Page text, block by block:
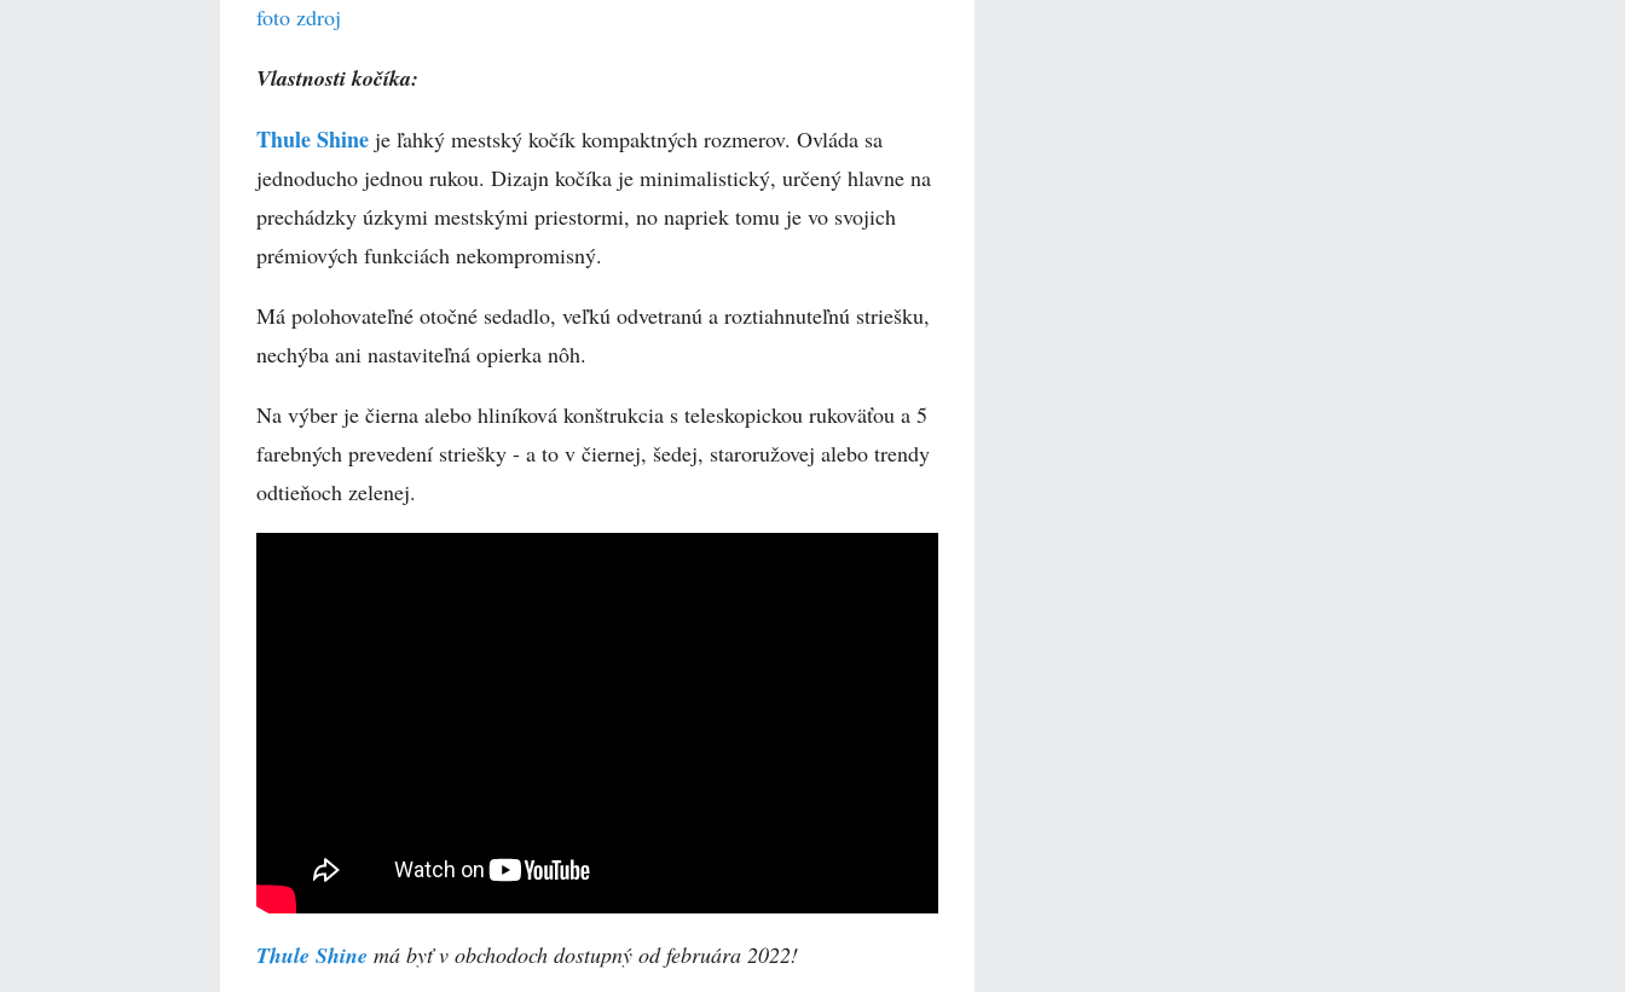
foto zdroj
Vlastnosti kočíka:
Thule Shine je ľahký mestský kočík kompaktných rozmerov. Ovláda sa
jednoducho jednou rukou. Dizajn kočíka je minimalistický, určený hlavne na
prechádzky úzkymi mestskými priestormi, no napriek tomu je vo svojich
prémiových funkciách nekompromisný.
Má polohovateľné otočné sedadlo, veľkú odvetranú a roztiahnuteľnú striešku,
nechýba ani nastaviteľná opierka nôh.
Na výber je čierna alebo hliníková konštrukcia s teleskopickou rukoväťou a 5
farebných prevedení striešky - a to v čiernej, šedej, staroružovej alebo trendy
odtieňoch zelenej.
Thule Shine má byť v obchodoch dostupný od februára 2022!